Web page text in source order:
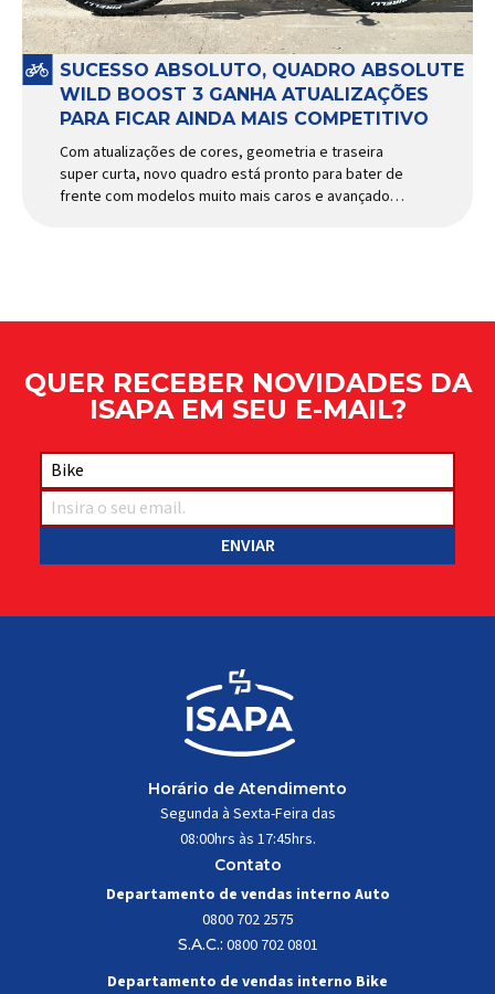
SUCESSO ABSOLUTO, QUADRO ABSOLUTE
WILD BOOST 3 GANHA ATUALIZAÇÕES
PARA FICAR AINDA MAIS COMPETITIVO
Com atualizações de cores, geometria e traseira
super curta, novo quadro está pronto para bater de
frente com modelos muito mais caros e avançados
QUER RECEBER NOVIDADES DA
ISAPA EM SEU E-MAIL?
Horário de Atendimento
Segunda à Sexta-Feira das
08:00hrs às 17:45hrs.
Contato
Departamento de vendas interno Auto
0800 702 2575
S.A.C.: 0800 702 0801
Departamento de vendas interno Bike